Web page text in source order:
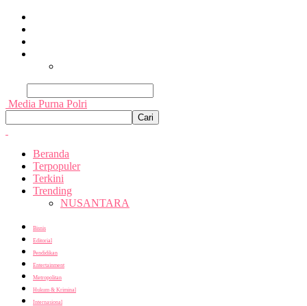
Media Purna Polri
Beranda
Terpopuler
Terkini
Trending
NUSANTARA
Bisnis
Editorial
Pendidikan
Entertainment
Metropolitan
Hukum & Kriminal
Internasional